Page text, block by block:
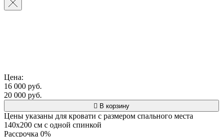
Цена:
16 000 руб.
20 000 руб.
В корзину
Цены указаны для кровати с размером спального места
140х200 см с одной спинкой
Рассрочка 0%